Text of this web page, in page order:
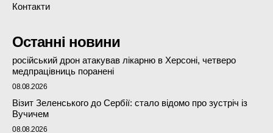
Контакти
Останні новини
російський дрон атакував лікарню в Херсоні, четверо
медпрацівниць поранені
08.08.2026
Візит Зеленського до Сербії: стало відомо про зустріч із
Вучичем
08.08.2026